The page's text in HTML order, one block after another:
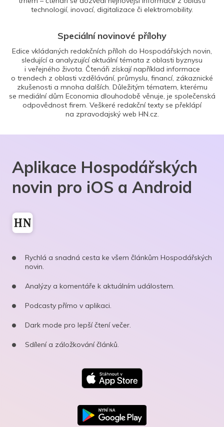
technologií, inovací, digitalizace či elektromobility.
Speciální novinové přílohy
Edice vkládaných redakčních příloh do Hospodářských novin,
sledující a analyzující aktuální témata z oblasti byznysu
i veřejného života. Čtenáři získají například informace
o trendech z oblasti vzdělávání, průmyslu, financí, zákaznické
zkušenosti a mnoha dalších. Důležitým tématem, kterému
se mediální dům Economia dlouhodobě věnuje, je společenská
odpovědnost firem. Veškeré redakční texty se překlápí
na zpravodajský web HN.cz.
Aplikace Hospodářských
novin pro iOS a Android
Rychlá a snadná cesta ke všem článkům Hospodářských
novin.
Analýzy a komentáře k aktuálním událostem.
Podcasty přímo v aplikaci.
Dark mode pro lepší čtení večer.
Sdílení a záložkování článků.